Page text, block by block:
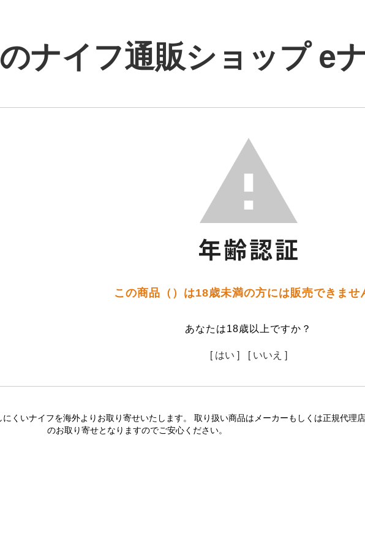
ナイフ通販ショップ e
この商品（）は18歳未満の方には販売できませ
あなたは18歳以上ですか？
[ はい ] [ いいえ ]
くいナイフを海外よりお取り寄せいたします。 取り扱い商品はメーカーもしくは正規代理
のお取り寄せとなりますのでご安心ください。